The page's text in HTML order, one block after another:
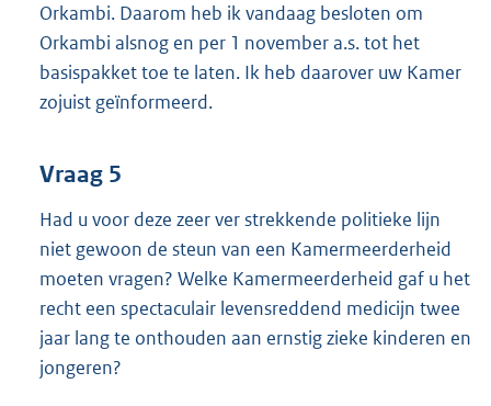
Orkambi. Daarom heb ik vandaag besloten om
Orkambi alsnog en per 1 november a.s. tot het
basispakket toe te laten. Ik heb daarover uw Kamer
zojuist geïnformeerd.
Vraag 5
Had u voor deze zeer ver strekkende politieke lijn
niet gewoon de steun van een Kamermeerderheid
moeten vragen? Welke Kamermeerderheid gaf u het
recht een spectaculair levensreddend medicijn twee
jaar lang te onthouden aan ernstig zieke kinderen en
jongeren?